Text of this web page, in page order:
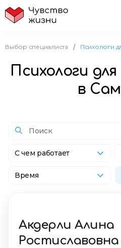
Выбор специалиста / Психологи
Психологи
в
Время
С чем работает
Акдерли Алина
Ростиславовна